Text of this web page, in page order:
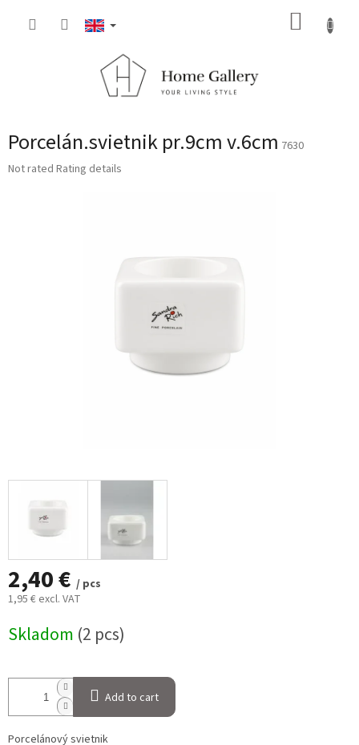
Porcelán.svietnik pr.9cm v.6cm 7630
The
Not rated Rating details
2,40 € / pcs
1,95 € excl. VAT
price:
Skladom (2 pcs)
Add to cart
Porcelánový svietnik